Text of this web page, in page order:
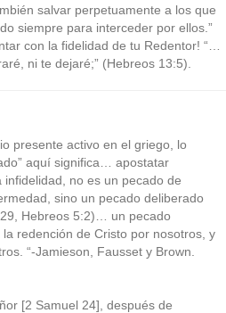
salvar perpetuamente a los que
siempre para interceder por ellos.”
con la fidelidad de tu Redentor! “…
ni te dejaré;” (Hebreos 13:5).
presente activo en el griego, lo
aquí significa… apostatar
no es un pecado de
sino un pecado deliberado
Hebreos 5:2)… un pecado
redención de Cristo por nosotros, y
“-Jamieson, Fausset y Brown.
[2 Samuel 24], después de